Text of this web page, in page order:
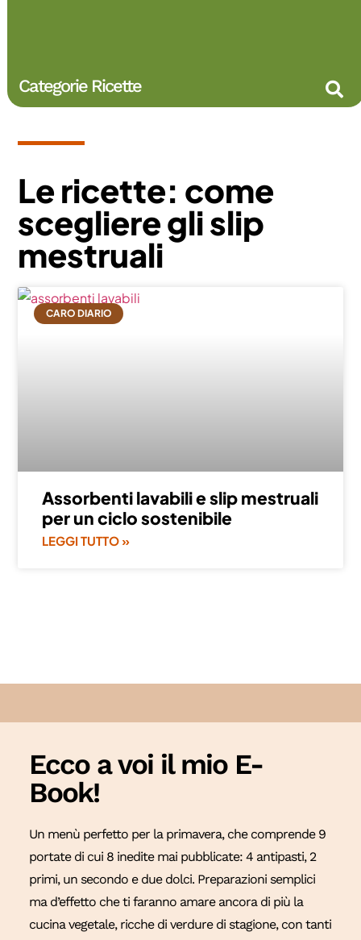
Categorie Ricette
Le ricette: come
scegliere gli slip
mestruali
CARO DIARIO
Assorbenti lavabili e slip mestruali
per un ciclo sostenibile
LEGGI TUTTO »
Ecco a voi il mio E-
Book!
Un menù perfetto per la primavera, che comprende 9
portate di cui 8 inedite mai pubblicate: 4 antipasti, 2
primi, un secondo e due dolci. Preparazioni semplici
ma d’effetto che ti faranno amare ancora di più la
cucina vegetale, ricche di verdure di stagione, con tanti